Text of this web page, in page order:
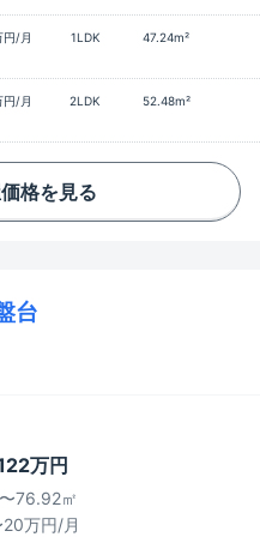
円/月 1LDK
47.24m²
円/月 2LDK
52.48m²
格を見る
台
万円
76.92㎡
万円/月